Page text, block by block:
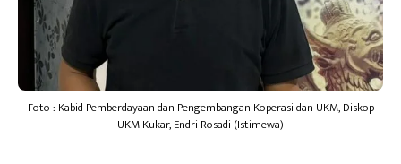
Foto : Kabid Pemberdayaan dan Pengembangan Koperasi dan UKM, Diskop
UKM Kukar, Endri Rosadi (Istimewa)